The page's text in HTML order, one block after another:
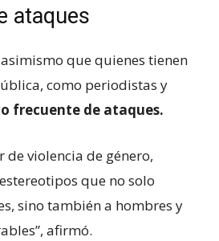
ataques
que quienes tienen
como periodistas y
frecuente de ataques.
de violencia de género,
que no solo
sino también a hombres y
afirmó.